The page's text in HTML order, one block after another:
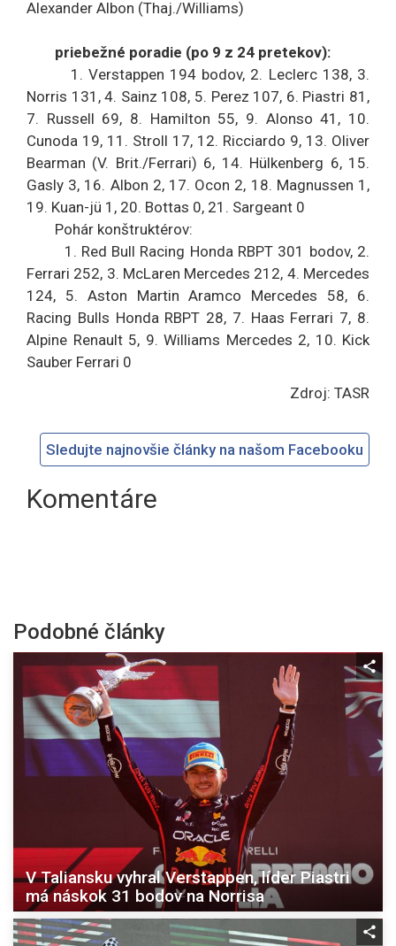
Alexander Albon (Thaj./Williams)
priebežné poradie (po 9 z 24 pretekov):
1. Verstappen 194 bodov, 2. Leclerc 138, 3.
Norris 131, 4. Sainz 108, 5. Perez 107, 6. Piastri 81,
7. Russell 69, 8. Hamilton 55, 9. Alonso 41, 10.
Cunoda 19, 11. Stroll 17, 12. Ricciardo 9, 13. Oliver
Bearman (V. Brit./Ferrari) 6, 14. Hülkenberg 6, 15.
Gasly 3, 16. Albon 2, 17. Ocon 2, 18. Magnussen 1,
19. Kuan-jü 1, 20. Bottas 0, 21. Sargeant 0
Pohár konštruktérov:
1. Red Bull Racing Honda RBPT 301 bodov, 2.
Ferrari 252, 3. McLaren Mercedes 212, 4. Mercedes
124, 5. Aston Martin Aramco Mercedes 58, 6.
Racing Bulls Honda RBPT 28, 7. Haas Ferrari 7, 8.
Alpine Renault 5, 9. Williams Mercedes 2, 10. Kick
Sauber Ferrari 0
Zdroj: TASR
Sledujte najnovšie články na našom Facebooku
Komentáre
Podobné články
V Taliansku vyhral Verstappen, líder Piastri
má náskok 31 bodov na Norrisa